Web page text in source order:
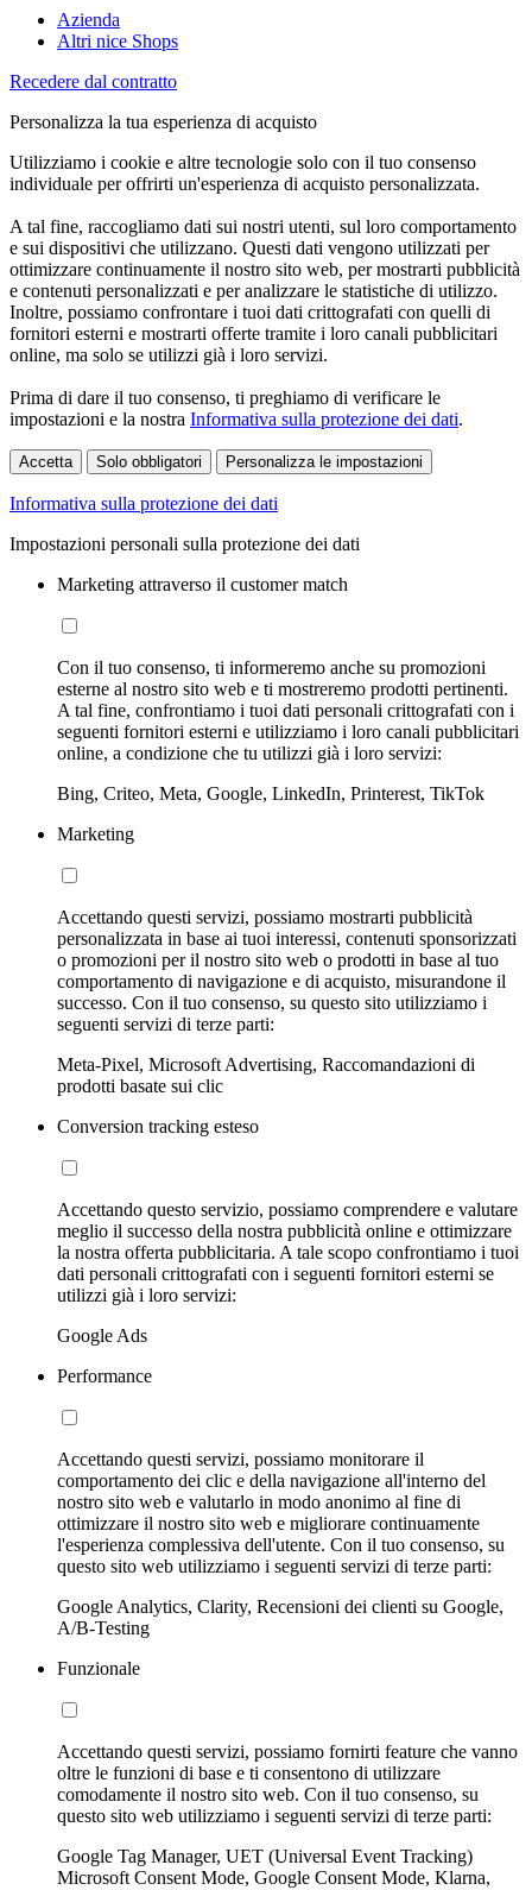
Azienda
Altri nice Shops
Recedere dal contratto
Personalizza la tua esperienza di acquisto
Utilizziamo i cookie e altre tecnologie solo con il tuo consenso
individuale per offrirti un'esperienza di acquisto personalizzata.
A tal fine, raccogliamo dati sui nostri utenti, sul loro comportamento
e sui dispositivi che utilizzano. Questi dati vengono utilizzati per
ottimizzare continuamente il nostro sito web, per mostrarti pubblicità
e contenuti personalizzati e per analizzare le statistiche di utilizzo.
Inoltre, possiamo confrontare i tuoi dati crittografati con quelli di
fornitori esterni e mostrarti offerte tramite i loro canali pubblicitari
online, ma solo se utilizzi già i loro servizi.
Prima di dare il tuo consenso, ti preghiamo di verificare le
impostazioni e la nostra Informativa sulla protezione dei dati.
Accetta Solo obbligatori Personalizza le impostazioni
Informativa sulla protezione dei dati
Impostazioni personali sulla protezione dei dati
Marketing attraverso il customer match
Con il tuo consenso, ti informeremo anche su promozioni
esterne al nostro sito web e ti mostreremo prodotti pertinenti.
A tal fine, confrontiamo i tuoi dati personali crittografati con i
seguenti fornitori esterni e utilizziamo i loro canali pubblicitari
online, a condizione che tu utilizzi già i loro servizi:
Bing, Criteo, Meta, Google, LinkedIn, Printerest, TikTok
Marketing
Accettando questi servizi, possiamo mostrarti pubblicità
personalizzata in base ai tuoi interessi, contenuti sponsorizzati
o promozioni per il nostro sito web o prodotti in base al tuo
comportamento di navigazione e di acquisto, misurandone il
successo. Con il tuo consenso, su questo sito utilizziamo i
seguenti servizi di terze parti:
Meta-Pixel, Microsoft Advertising, Raccomandazioni di
prodotti basate sui clic
Conversion tracking esteso
Accettando questo servizio, possiamo comprendere e valutare
meglio il successo della nostra pubblicità online e ottimizzare
la nostra offerta pubblicitaria. A tale scopo confrontiamo i tuoi
dati personali crittografati con i seguenti fornitori esterni se
utilizzi già i loro servizi:
Google Ads
Performance
Accettando questi servizi, possiamo monitorare il
comportamento dei clic e della navigazione all'interno del
nostro sito web e valutarlo in modo anonimo al fine di
ottimizzare il nostro sito web e migliorare continuamente
l'esperienza complessiva dell'utente. Con il tuo consenso, su
questo sito web utilizziamo i seguenti servizi di terze parti:
Google Analytics, Clarity, Recensioni dei clienti su Google,
A/B-Testing
Funzionale
Accettando questi servizi, possiamo fornirti feature che vanno
oltre le funzioni di base e ti consentono di utilizzare
comodamente il nostro sito web. Con il tuo consenso, su
questo sito web utilizziamo i seguenti servizi di terze parti:
Google Tag Manager, UET (Universal Event Tracking)
Microsoft Consent Mode, Google Consent Mode, Klarna,